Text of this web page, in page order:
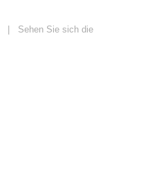
| Sehen Sie sich die